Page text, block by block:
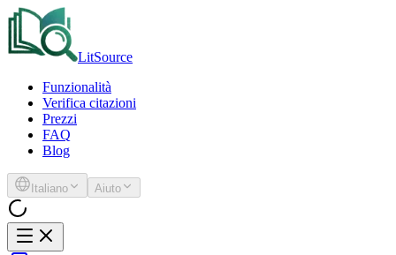
LitSource
Funzionalità
Verifica citazioni
Prezzi
FAQ
Blog
Italiano Aiuto